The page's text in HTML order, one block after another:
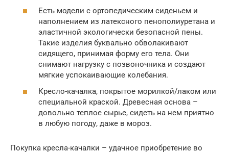
Есть модели с ортопедическим сиденьем и
наполнением из латексного пенополиуретана и
эластичной экологически безопасной пены.
Такие изделия буквально обволакивают
сидящего, принимая форму его тела. Они
снимают нагрузку с позвоночника и создают
мягкие успокаивающие колебания.
Кресло-качалка, покрытое морилкой/лаком или
специальной краской. Древесная основа –
довольно теплое сырье, сидеть на нем приятно
в любую погоду, даже в мороз.
Покупка кресла-качалки – удачное приобретение во